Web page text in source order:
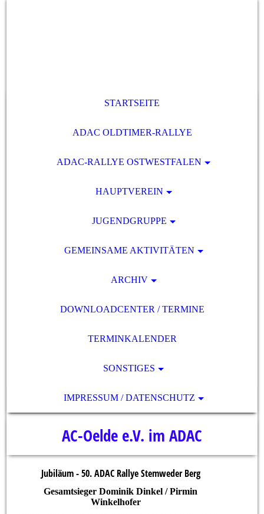
STARTSEITE
ADAC OLDTIMER-RALLYE
ADAC-RALLYE OSTWESTFALEN
HAUPTVEREIN
JUGENDGRUPPE
GEMEINSAME AKTIVITÄTEN
ARCHIV
DOWNLOADCENTER / TERMINE
TERMINKALENDER
SONSTIGES
IMPRESSUM / DATENSCHUTZ
AC-Oelde e.V. im ADAC
Jubiläum - 50. ADAC Rallye Stemweder Berg
Gesamtsieger Dominik Dinkel /Pirmin
Winkelhofer